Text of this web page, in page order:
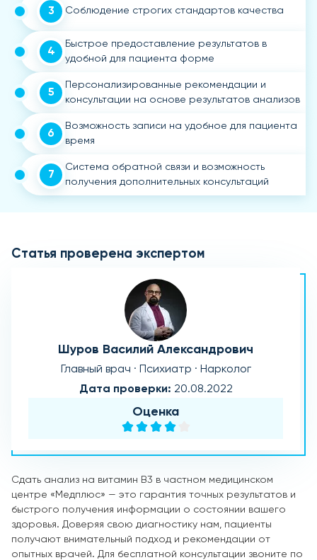
3 Соблюдение строгих стандартов качества
4
Быстрое предоставление результатов в
удобной для пациента форме
5
Персонализированные рекомендации и
консультации на основе результатов анализов
6
Возможность записи на удобное для пациента
время
7
Система обратной связи и возможность
получения дополнительных консультаций
Статья проверена экспертом
Шуров Василий Александрович
Главный врач · Психиатр · Нарколог
Дата проверки: 20.08.2022
Оценка
Сдать анализ на витамин B3 в частном медицинском
центре «Медплюс» — это гарантия точных результатов и
быстрого получения информации о состоянии вашего
здоровья. Доверяя свою диагностику нам, пациенты
получают внимательный подход и рекомендации от
опытных врачей. Для бесплатной консультации звоните по